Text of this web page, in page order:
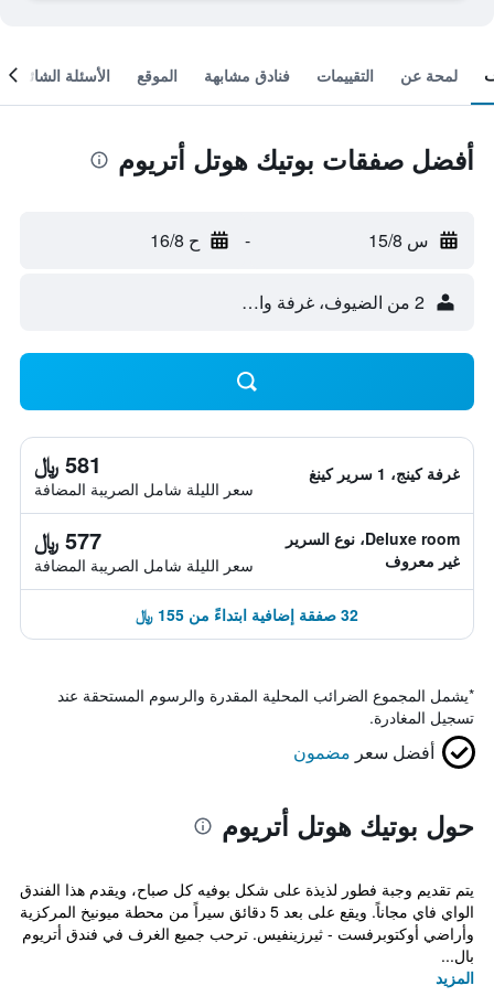
لمحة عن التقييمات فنادق مشابهة الموقع الأسئلة الشائعة
أفضل صفقات بوتيك هوتل أتريوم
س 15/8 - ح 16/8
2 من الضيوف، غرفة واحدة
غرفة كينج، 1 سرير كينغ 581 ﷼
سعر الليلة شامل الصريبة المضافة
Deluxe room، نوع السرير
غير معروف
577 ﷼
سعر الليلة شامل الصريبة المضافة
32 صفقة إضافية ابتداءً من 155 ﷼
*يشمل المجموع الضرائب المحلية المقدرة والرسوم المستحقة عند
تسجيل المغادرة.
أفضل سعر مضمون
حول بوتيك هوتل أتريوم
يتم تقديم وجبة فطور لذيذة على شكل بوفيه كل صباح، ويقدم هذا الفندق
الواي فاي مجاناً. ويقع على بعد 5 دقائق سيراً من محطة ميونيخ المركزية
وأراضي أوكتوبرفست - ثيرزينفيس. ترحب جميع الغرف في فندق أتريوم
بال...
المزيد